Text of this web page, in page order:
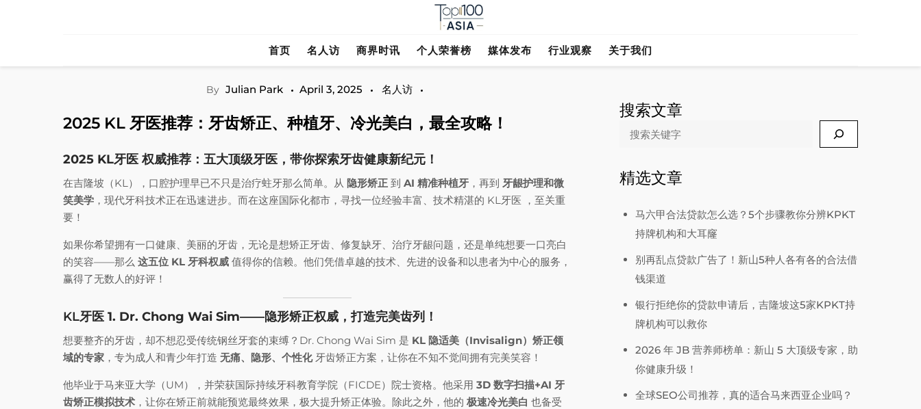
首页 名人访 商界时讯 个人荣誉榜 媒体发布 行业观察 关于我们
By Julian Park April 3, 2025 名人访
2025 KL 牙医推荐：牙齿矫正、种植牙、冷光美白，最全攻略！
2025 KL牙医 权威推荐：五大顶级牙医，带你探索牙齿健康新纪元！
在吉隆坡（KL），口腔护理早已不只是治疗蛀牙那么简单。从 隐形矫正 到 AI 精准种植牙 ，再到 牙龈护理和微
笑美学 ，现代牙科技术正在迅速进步。而在这座国际化都市，寻找一位经验丰富、技术精湛的 KL牙医 ，至关重
要！
如果你希望拥有一口健康、美丽的牙齿，无论是想矫正牙齿、修复缺牙、治疗牙龈问题，还是单纯想要一口亮白
的笑容——那么 这五位 KL 牙科权威 值得你的信赖。他们凭借卓越的技术、先进的设备和以患者为中心的服务，
赢得了无数人的好评！
KL牙医 1. Dr. Chong Wai Sim——隐形矫正权威，打造完美齿列！
想要整齐的牙齿，却不想忍受传统钢丝牙套的束缚？Dr. Chong Wai Sim 是 KL 隐适美（Invisalign）矫正领
域的专家 ，专为成人和青少年打造 无痛、隐形、个性化牙齿矫正方案，让你在不知不觉间拥有完美笑容！
他毕业于马来亚大学（UM），并荣获国际持续牙科教育学院（FICDE）院士资格。他采用 3D 数字扫描+AI 牙
齿矫正模拟技术 ，让你在矫正前就能预览最终效果，极大提升矫正体验。除此之外，他的 极速冷光美白 也备受
搜索文章
Search
精选文章
马六甲合法贷款怎么选？5个步骤教你分辨KPKT
持牌机构和大耳窿
别再乱点贷款广告了！新山5种人各有各的合法借
钱渠道
银行拒绝你的贷款申请后，吉隆坡这5家KPKT持
牌机构可以救你
2026 年 JB 营养师榜单：新山 5 大顶级专家，助
你健康升级！
全球SEO公司推荐，真的适合马来西亚企业吗？